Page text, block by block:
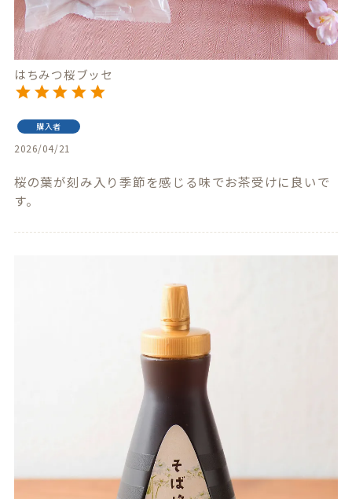
はちみつ桜ブッセ
購入者
2026/04/21
桜の葉が刻み入り季節を感じる味でお茶受けに良いで